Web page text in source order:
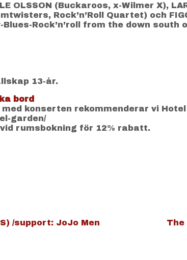
OLSSON (Buckaroos, x-Wilmer X),
Rock’n’Roll Quartet) och
Rock’n’roll from the down
13-år.
bord
med konserten rekommenderar vi
garden/
rumsbokning för 12% rabatt.
/support: JoJo Men The